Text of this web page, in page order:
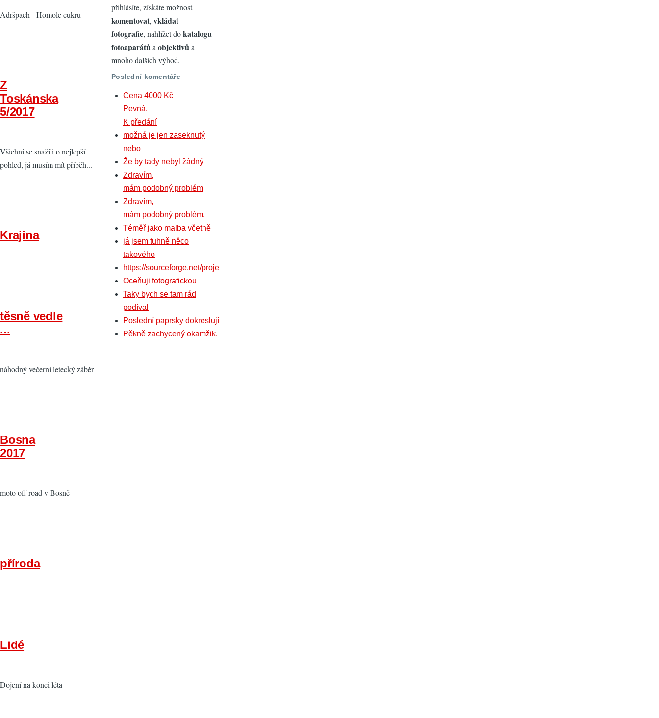
Adršpach - Homole cukru
Z
Toskánska
5/2017
Všichni se snažili o nejlepší
pohled, já musím mít příběh...
Krajina
těsně vedle
...
náhodný večerní letecký záběr
Bosna
2017
moto off road v Bosně
příroda
Lidé
Dojení na konci léta
přihlásíte, získáte možnost
komentovat, vkládat
fotografie, nahlížet dokatalogu
fotoaparátůa objektivůa
mnoho dalších výhod.
Poslední komentáře
Cena 4000 Kč
Pevná.
K předání
možná je jen zaseknutý
nebo
Že by tady nebyl žádný
Zdravím,
mám podobný problém
Zdravím,
mám podobný problém,
Téměř jako malba včetně
já jsem tuhně něco
takového
https://sourceforge.net/proje
Oceňuji fotografickou
Taky bych se tam rád
podíval
Poslední paprsky dokreslují
Pěkně zachycený okamžik.